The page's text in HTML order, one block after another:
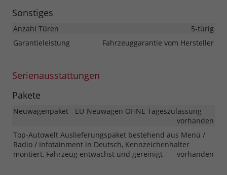
Sonstiges
Anzahl Türen
5-türig
Garantieleistung
Fahrzeuggarantie vom Hersteller
Serienausstattungen
Pakete
Neuwagenpaket - EU-Neuwagen OHNE Tageszulassung
vorhanden
Top-Autowelt Auslieferungspaket bestehend aus Menü /
Radio / Infotainment in Deutsch, Kennzeichenhalter
montiert, Fahrzeug entwachst und gereinigt
vorhanden